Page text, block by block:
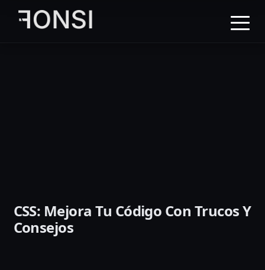
contenido
CSS: Mejora Tu Código Con Trucos Y
Consejos